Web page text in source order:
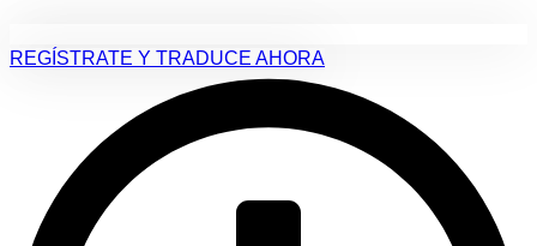
REGÍSTRATE Y TRADUCE AHORA